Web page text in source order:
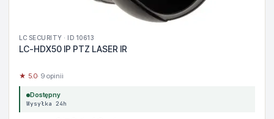
LC SECURITY · ID 10613
LC-HDX50 IP PTZ LASER IR
★ 5.0· 9 opinii
Dostępny
Wysyłka 24h